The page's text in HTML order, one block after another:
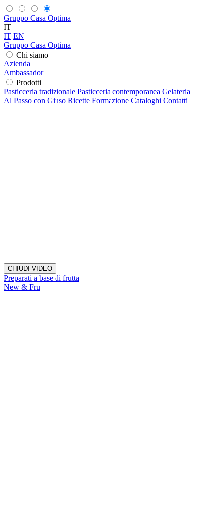
Gruppo Casa Optima
IT
IT EN
Gruppo Casa Optima
Chi siamo
Azienda
Ambassador
Prodotti
Pasticceria tradizionale Pasticceria contemporanea Gelateria
Al Passo con Giuso Ricette Formazione Cataloghi Contatti
CHIUDI VIDEO
Preparati a base di frutta
New & Fru